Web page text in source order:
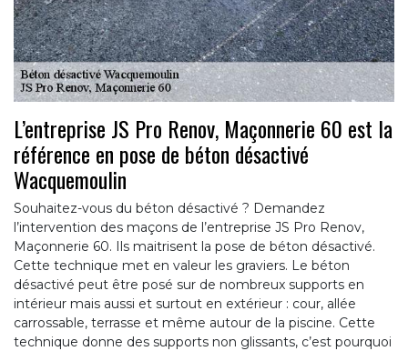
L’entreprise JS Pro Renov, Maçonnerie 60 est la
référence en pose de béton désactivé
Wacquemoulin
Souhaitez-vous du béton désactivé ? Demandez
l’intervention des maçons de l’entreprise JS Pro Renov,
Maçonnerie 60. Ils maitrisent la pose de béton désactivé.
Cette technique met en valeur les graviers. Le béton
désactivé peut être posé sur de nombreux supports en
intérieur mais aussi et surtout en extérieur : cour, allée
carrossable, terrasse et même autour de la piscine. Cette
technique donne des supports non glissants, c’est pourquoi